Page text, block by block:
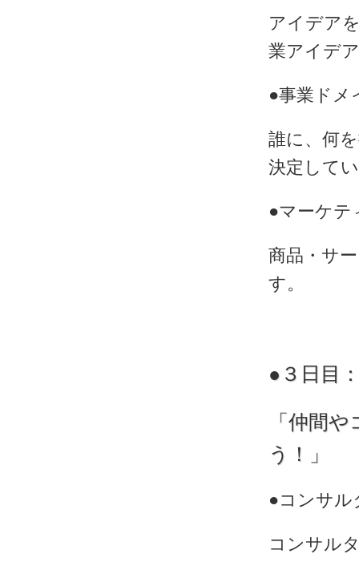
アイデア
業アイデ
●事業ドメ
誰に、何
決定して
●マーケテ
商品・サ
す。
●３日目
「仲間
う！」
●コンサル
コンサル